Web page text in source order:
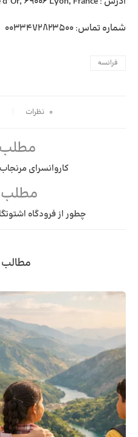
شماره تماس: ۰۰۳۳۴۷۲۸۲۳۵۰۰
فرانسه
۰ نظرات
کاروانسرای
چطور از فرودگاه
مطالب